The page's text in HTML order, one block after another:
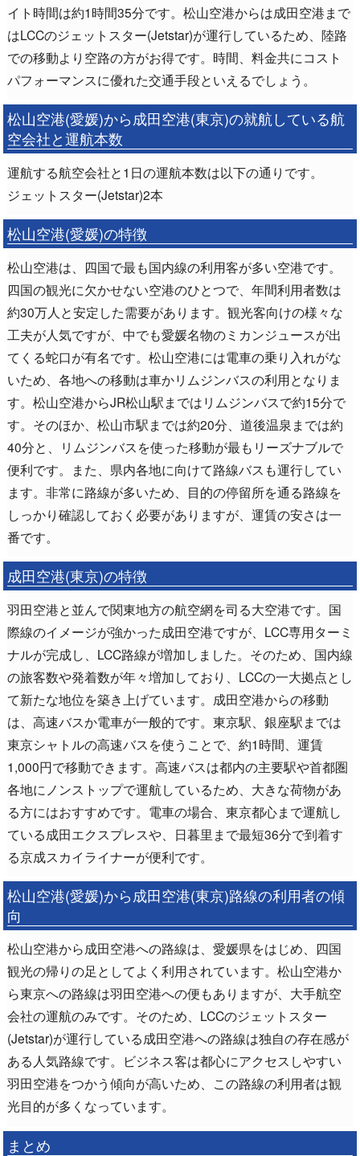
イト時間は約1時間35分です。松山空港からは成田空港まで
はLCCのジェットスター(Jetstar)が運行しているため、陸路
での移動より空路の方がお得です。時間、料金共にコスト
パフォーマンスに優れた交通手段といえるでしょう。
松山空港(愛媛)から成田空港(東京)の就航している航
空会社と運航本数
運航する航空会社と1日の運航本数は以下の通りです。
ジェットスター(Jetstar)2本
松山空港(愛媛)の特徴
松山空港は、四国で最も国内線の利用客が多い空港です。
四国の観光に欠かせない空港のひとつで、年間利用者数は
約30万人と安定した需要があります。観光客向けの様々な
工夫が人気ですが、中でも愛媛名物のミカンジュースが出
てくる蛇口が有名です。松山空港には電車の乗り入れがな
いため、各地への移動は車かリムジンバスの利用となりま
す。松山空港からJR松山駅まではリムジンバスで約15分で
す。そのほか、松山市駅までは約20分、道後温泉までは約
40分と、リムジンバスを使った移動が最もリーズナブルで
便利です。また、県内各地に向けて路線バスも運行してい
ます。非常に路線が多いため、目的の停留所を通る路線を
しっかり確認しておく必要がありますが、運賃の安さは一
番です。
成田空港(東京)の特徴
羽田空港と並んで関東地方の航空網を司る大空港です。国
際線のイメージが強かった成田空港ですが、LCC専用ターミ
ナルが完成し、LCC路線が増加しました。そのため、国内線
の旅客数や発着数が年々増加しており、LCCの一大拠点とし
て新たな地位を築き上げています。成田空港からの移動
は、高速バスか電車が一般的です。東京駅、銀座駅までは
東京シャトルの高速バスを使うことで、約1時間、運賃
1,000円で移動できます。高速バスは都内の主要駅や首都圏
各地にノンストップで運航しているため、大きな荷物があ
る方にはおすすめです。電車の場合、東京都心まで運航し
ている成田エクスプレスや、日暮里まで最短36分で到着す
る京成スカイライナーが便利です。
松山空港(愛媛)から成田空港(東京)路線の利用者の傾
向
松山空港から成田空港への路線は、愛媛県をはじめ、四国
観光の帰りの足としてよく利用されています。松山空港か
ら東京への路線は羽田空港への便もありますが、大手航空
会社の運航のみです。そのため、LCCのジェットスター
(Jetstar)が運行している成田空港への路線は独自の存在感が
ある人気路線です。ビジネス客は都心にアクセスしやすい
羽田空港をつかう傾向が高いため、この路線の利用者は観
光目的が多くなっています。
まとめ